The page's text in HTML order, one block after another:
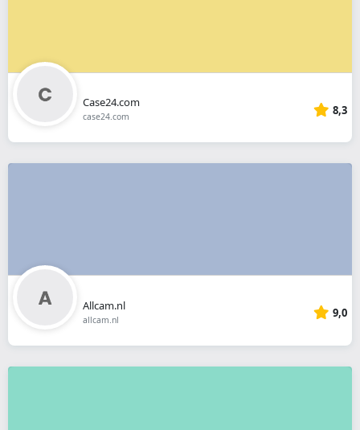
Case24.com
case24.com 8,3
Allcam.nl
allcam.nl 9,0